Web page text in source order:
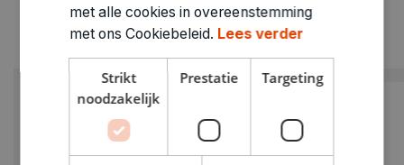
met alle cookies in overeenstemming
met ons Cookiebeleid. Lees verder
Strikt
noodzakelijk
Prestatie Targeting